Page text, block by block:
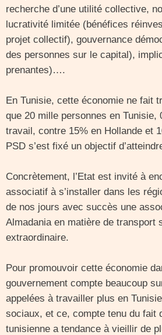
recherche d’une utilité collective,
lucrativité limitée (bénéfices
projet collectif), gouvernance
des personnes sur le capital),
prenantes)….
En Tunisie, cette économie ne fait
que 20 mille personnes en Tunisie,
travail, contre 15% en Hollande et
PSD s’est fixé un objectif
Concrètement, l’Etat est invité à
associatif à s’installer dans les
de nos jours avec succès une
Almadania en matière de transport
extraordinaire.
Pour promouvoir cette économie
gouvernement compte beaucoup
appelées à travailler plus en
sociaux, et ce, compte tenu du fait
tunisienne a tendance à vieillir de